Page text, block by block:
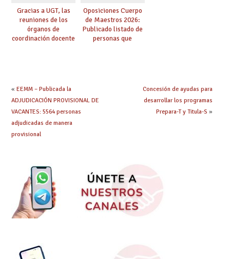
Gracias a UGT, las
reuniones de los
órganos de
coordinación docente
centro
Oposiciones Cuerpo
de Maestros 2026:
Publicado listado de
personas que
« EEMM – Publicada la
ADJUDICACIÓN PROVISIONAL DE
VACANTES: 5564 personas
adjudicadas de manera
provisional
Concesión de ayudas para
desarrollar los programas
Prepara-T y Titula-S »